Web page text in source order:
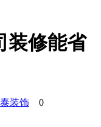
装修能省
装饰 0